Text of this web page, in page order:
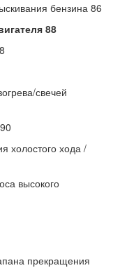
бензина 86
88
свечей
холостого хода /
высокого
прекращения